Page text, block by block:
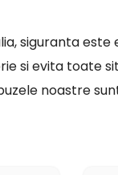
siguranta
si evita toate
noastre